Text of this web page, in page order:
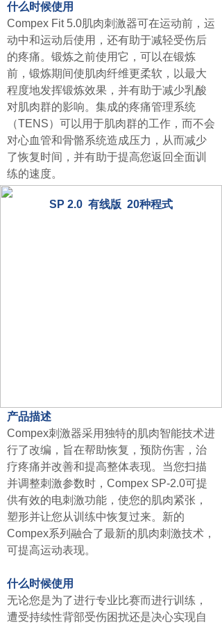
什么时候使用
Compex Fit 5.0肌肉刺激器可在运动前，运
动中和运动后使用，还有助于减轻受伤后
的疼痛。锻炼之前使用它，可以在锻炼
前，锻炼期间使肌肉纤维更柔软，以最大
程度地发挥锻炼效果，并有助于减少乳酸
对肌肉群的影响。集成的疼痛管理系统
（TENS）可以用于肌肉群的工作，而不会
对心血管和骨骼系统造成压力，从而减少
了恢复时间，并有助于提高您返回全面训
练的速度。
SP 2.0 有线版 20种程式
产品描述
Compex刺激器采用独特的肌肉智能技术进
行了改编，旨在帮助恢复，预防伤害，治
疗疼痛并改善和提高整体表现。当您扫描
并调整刺激参数时，Compex SP-2.0可提
供有效的电刺激功能，使您的肌肉紧张，
塑形并让您从训练中恢复过来。新的
Compex系列融合了最新的肌肉刺激技术，
可提高运动表现。
什么时候使用
无论您是为了进行专业比赛而进行训练，
遭受持续性背部受伤困扰还是决心实现自